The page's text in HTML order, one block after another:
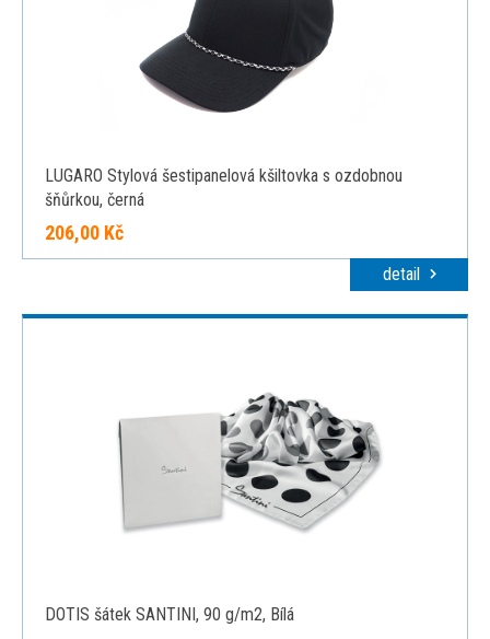
LUGARO Stylová šestipanelová kšiltovka s ozdobnou
šňůrkou, černá
206,00 Kč
detail
DOTIS šátek SANTINI, 90 g/m2, Bílá